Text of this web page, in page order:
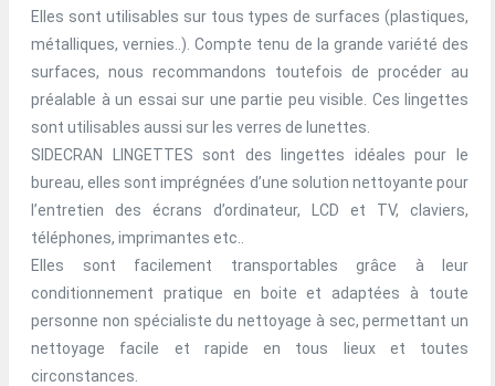
Elles sont utilisables sur tous types de surfaces (plastiques,
métalliques, vernies..). Compte tenu de la grande variété des
surfaces, nous recommandons toutefois de procéder au
préalable à un essai sur une partie peu visible. Ces lingettes
sont utilisables aussi sur les verres de lunettes.
SIDECRAN LINGETTES sont des lingettes idéales pour le
bureau, elles sont imprégnées d’une solution nettoyante pour
l’entretien des écrans d’ordinateur, LCD et TV, claviers,
téléphones, imprimantes etc..
Elles sont facilement transportables grâce à leur
conditionnement pratique en boite et adaptées à toute
personne non spécialiste du nettoyage à sec, permettant un
nettoyage facile et rapide en tous lieux et toutes
circonstances.